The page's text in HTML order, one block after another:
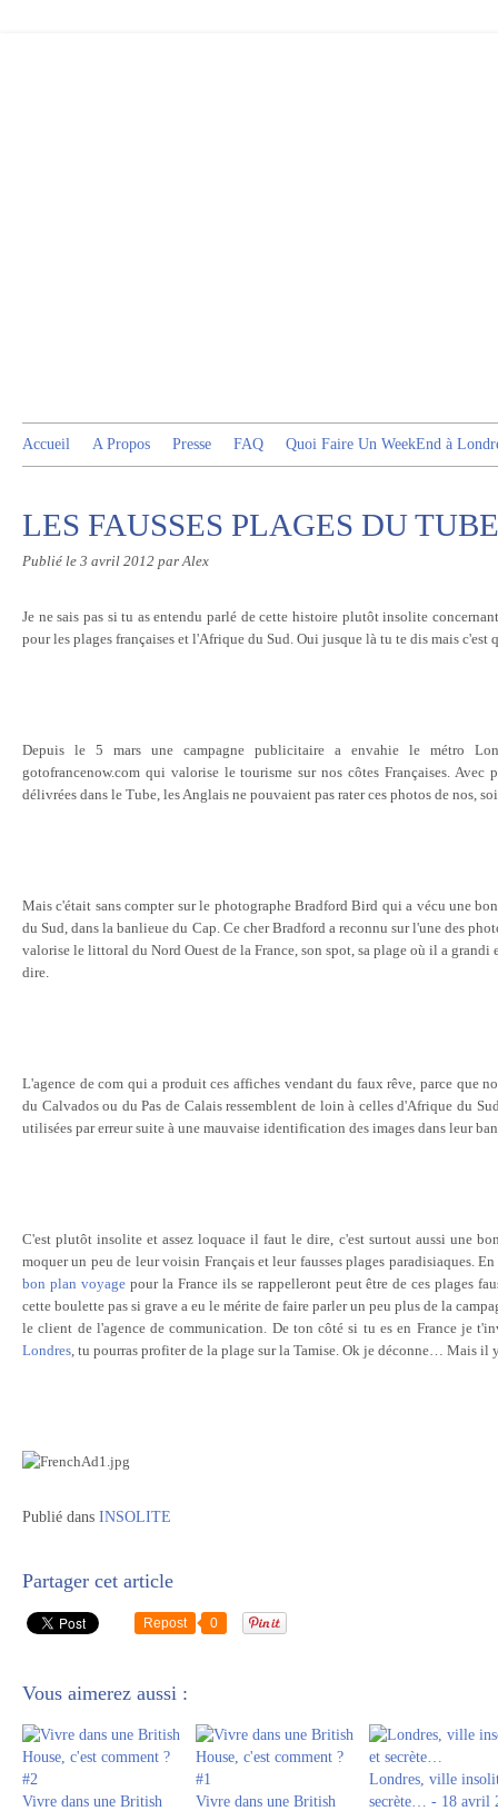
Accueil A Propos Presse FAQ Quoi Faire Un WeekEnd à
LES FAUSSES PLAGES DU TUBE
Publié le 3 avril 2012 par Alex
Je ne sais pas si tu as entendu parlé de cette histoire plutôt insolite
pour les plages françaises et l'Afrique du Sud. Oui jusque là tu te dis mais c'est
Depuis le 5 mars une campagne publicitaire a envahie le métro
gotofrancenow.com qui valorise le tourisme sur nos côtes Françaises. Avec
délivrées dans le Tube, les Anglais ne pouvaient pas rater ces photos de nos,
Mais c'était sans compter sur le photographe Bradford Bird qui a vécu une
du Sud, dans la banlieue du Cap. Ce cher Bradford a reconnu sur l'une des
valorise le littoral du Nord Ouest de la France, son spot, sa plage où il a
dire.
L'agence de com qui a produit ces affiches vendant du faux rêve, parce que
du Calvados ou du Pas de Calais ressemblent de loin à celles d'Afrique du
utilisées par erreur suite à une mauvaise identification des images dans leur
C'est plutôt insolite et assez loquace il faut le dire, c'est surtout aussi une
moquer un peu de leur voisin Français et leur fausses plages paradisiaques.
bon plan voyagepour la France ils se rappelleront peut être de ces plages
cette boulette pas si grave a eu le mérite de faire parler un peu plus de la
le client de l'agence de communication. De ton côté si tu es en France je
Londres, tu pourras profiter de la plage sur la Tamise. Ok je déconne… Mais il
Publié dans INSOLITE
Partager cet article
Repost 0
Vous aimerez aussi :
Vivre dans une British
Vivre dans une British
Londres, ville
secrète… - 18 avril